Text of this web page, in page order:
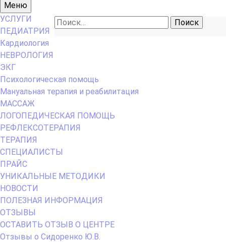
Основное
меню
Меню
Найти:
УСЛУГИ
ПЕДИАТРИЯ
Кардиология
НЕВРОЛОГИЯ
ЭКГ
Психологическая помощь
Мануальная терапия и реабилитация
МАССАЖ
ЛОГОПЕДИЧЕСКАЯ ПОМОЩЬ
РЕФЛЕКСОТЕРАПИЯ
ТЕРАПИЯ
СПЕЦИАЛИСТЫ
ПРАЙС
УНИКАЛЬНЫЕ МЕТОДИКИ
НОВОСТИ
ПОЛЕЗНАЯ ИНФОРМАЦИЯ
ОТЗЫВЫ
ОСТАВИТЬ ОТЗЫВ О ЦЕНТРЕ
Отзывы о Сидоренко Ю.В.